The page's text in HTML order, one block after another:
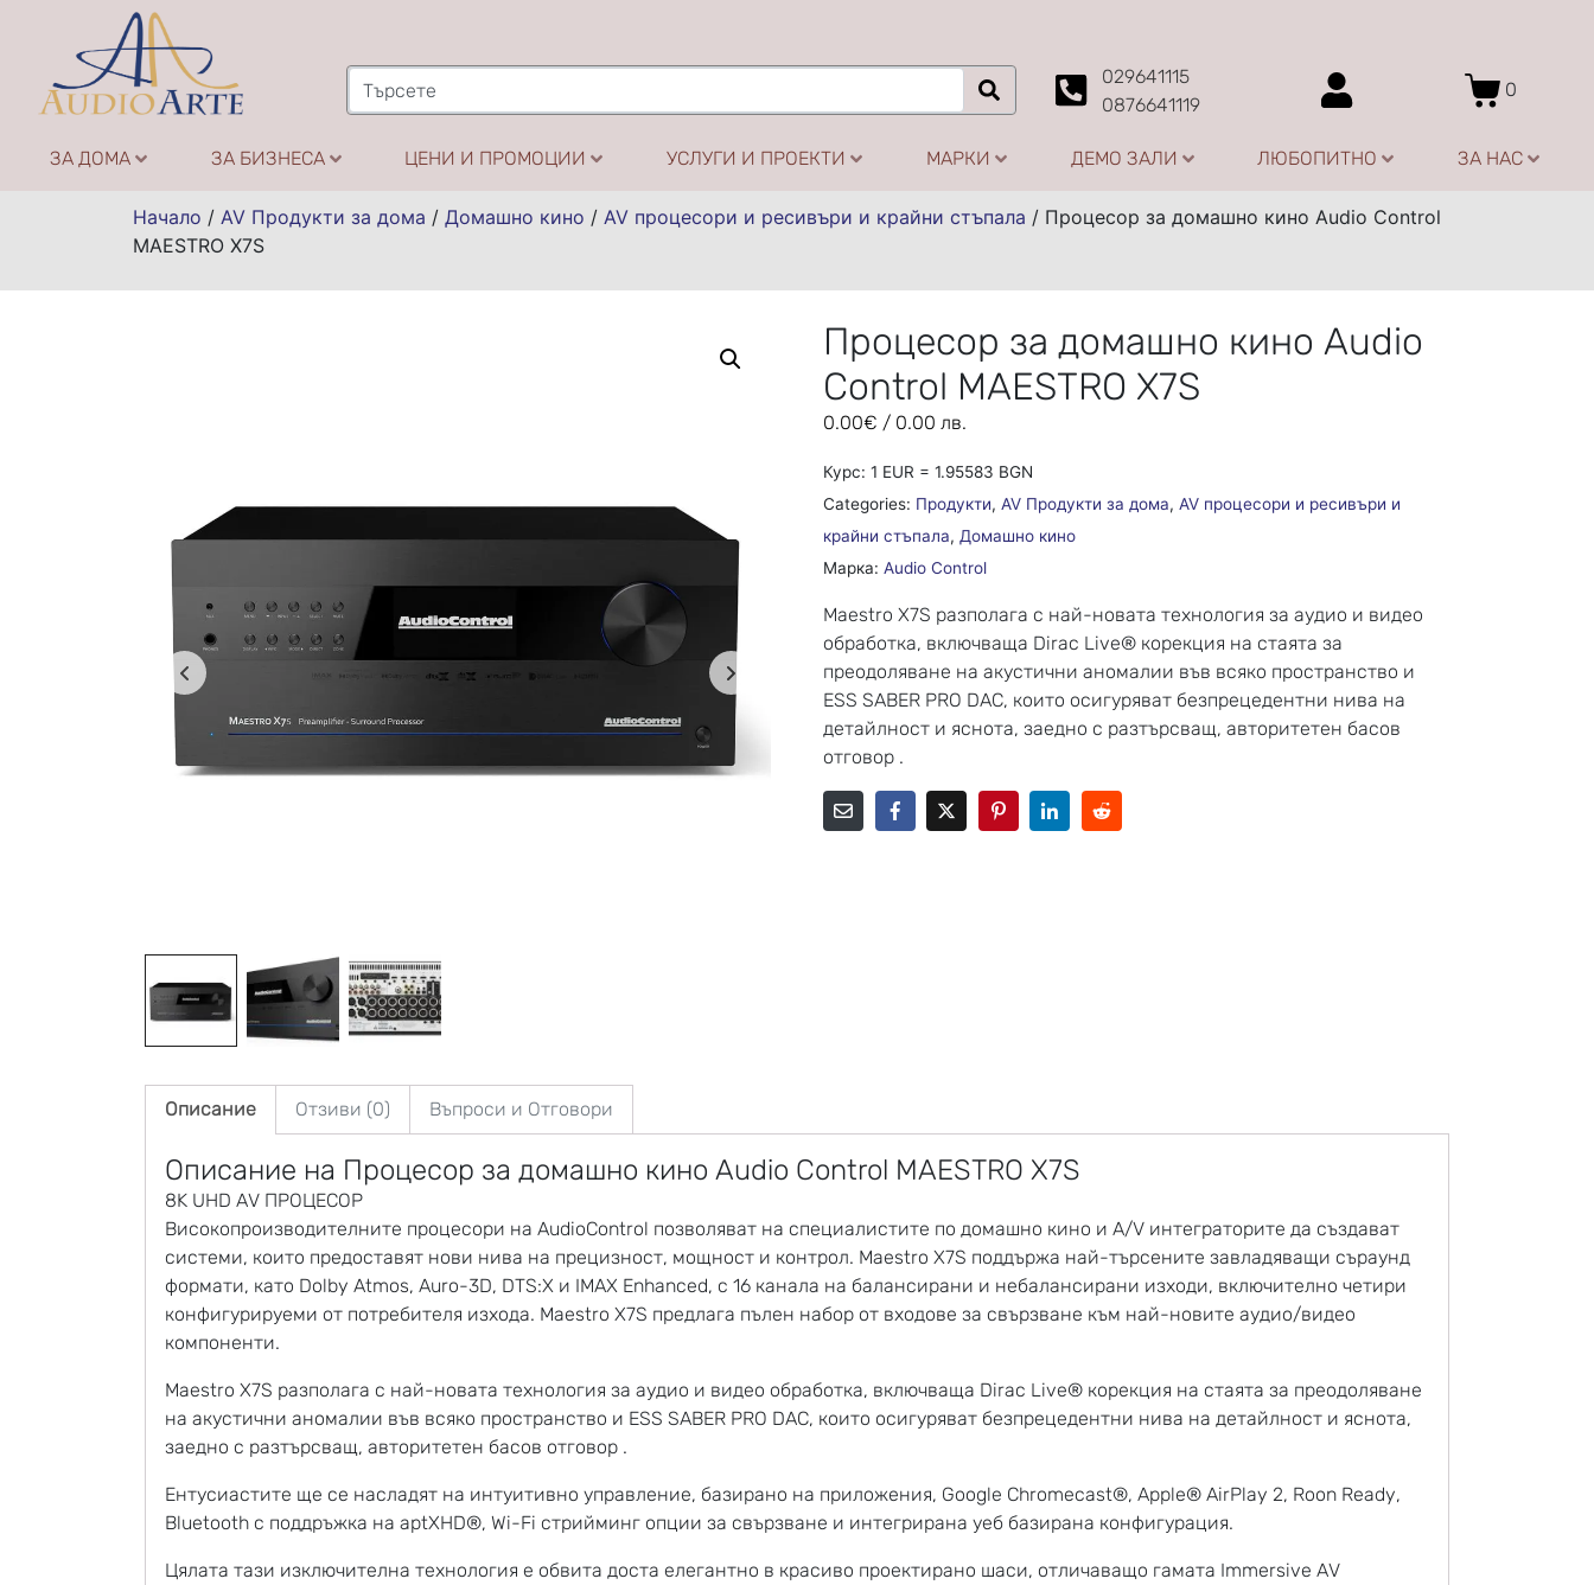
029641115
0876641119
0
ЗА ДОМА ЗА БИЗНЕСА ЦЕНИ И ПРОМОЦИИ УСЛУГИ И ПРОЕКТИ МАРКИ ДЕМО ЗАЛИ ЛЮБОПИТНО ЗА НАС
Начало / AV Продукти за дома / Домашно кино / AV процесори и ресивъри и крайни стъпала / Процесор за домашно кино Audio Control
MAESTRO X7S
Процесор за домашно кино Audio
Control MAESTRO X7S
0.00€ / 0.00 лв.
Курс: 1 EUR = 1.95583 BGN
Categories: Продукти, AV Продукти за дома, AV процесори и ресивъри и
крайни стъпала, Домашно кино
Марка: Audio Control
Maestro X7S разполага с най-новата технология за аудио и видео
обработка, включваща Dirac Live® корекция на стаята за
преодоляване на акустични аномалии във всяко пространство и
ESS SABER PRO DAC, които осигуряват безпрецедентни нива на
детайлност и яснота, заедно с разтърсващ, авторитетен басов
отговор .
Описание Отзиви (0) Въпроси и Отговори
Описание на Процесор за домашно кино Audio Control MAESTRO X7S
8K UHD AV ПРОЦЕСОР
Високопроизводителните процесори на AudioControl позволяват на специалистите по домашно кино и A/V интеграторите да създават
системи, които предоставят нови нива на прецизност, мощност и контрол. Maestro X7S поддържа най-търсените завладяващи съраунд
формати, като Dolby Atmos, Auro-3D, DTS:X и IMAX Enhanced, с 16 канала на балансирани и небалансирани изходи, включително четири
конфигурируеми от потребителя изхода. Maestro X7S предлага пълен набор от входове за свързване към най-новите аудио/видео
компоненти.
Maestro X7S разполага с най-новата технология за аудио и видео обработка, включваща Dirac Live® корекция на стаята за преодоляване
на акустични аномалии във всяко пространство и ESS SABER PRO DAC, които осигуряват безпрецедентни нива на детайлност и яснота,
заедно с разтърсващ, авторитетен басов отговор .
Ентусиастите ще се насладят на интуитивно управление, базирано на приложения, Google Chromecast®, Apple® AirPlay 2, Roon Ready,
Bluetooth с поддръжка на aptXHD®, Wi-Fi стрийминг опции за свързване и интегрирана уеб базирана конфигурация.
Цялата тази изключителна технология е обвита доста елегантно в красиво проектирано шаси, отличаващо гамата Immersive AV